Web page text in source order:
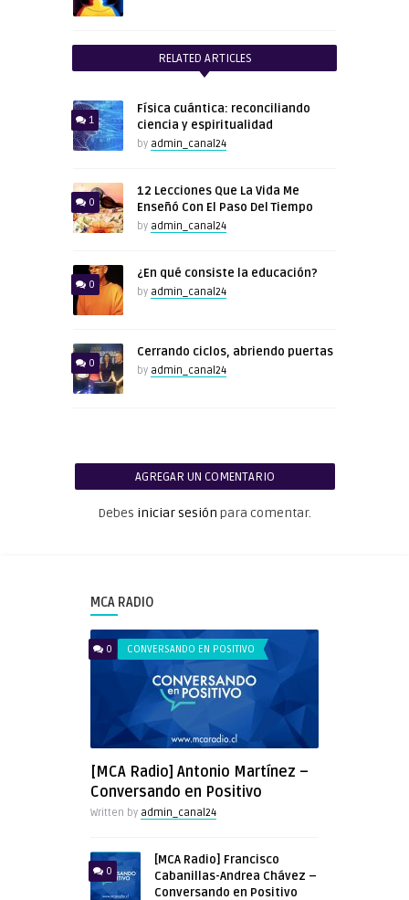
RELATED ARTICLES
1
Física cuántica: reconciliando
ciencia y espiritualidad
by admin_canal24
0
12 Lecciones Que La Vida Me
Enseñó Con El Paso Del Tiempo
by admin_canal24
0
¿En qué consiste la educación?
by admin_canal24
0
Cerrando ciclos, abriendo puertas
by admin_canal24
AGREGAR UN COMENTARIO
Debes iniciar sesión para comentar.
MCA RADIO
0 CONVERSANDO EN POSITIVO
[MCA Radio] Antonio Martínez –
Conversando en Positivo
Written by admin_canal24
0
[MCA Radio] Francisco
Cabanillas-Andrea Chávez –
Conversando en Positivo